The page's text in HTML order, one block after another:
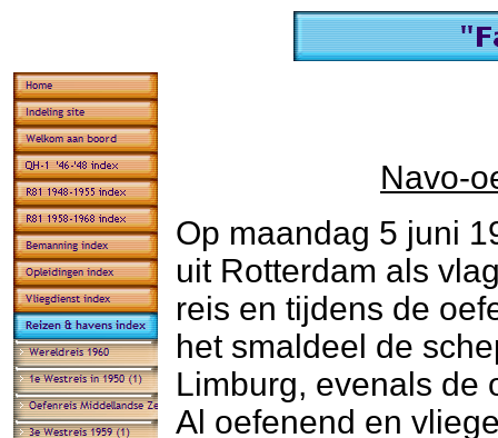
Navo-
Op maandag 5 juni
uit Rotterdam als
reis en tijdens de
het smaldeel de
Limburg, evenals de
Al oefenend en